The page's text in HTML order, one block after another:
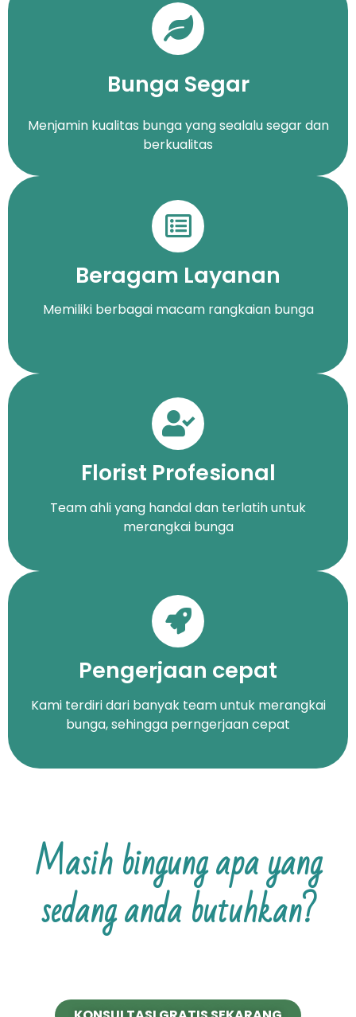
Bunga Segar
Menjamin kualitas bunga yang sealalu segar dan
berkualitas
Beragam Layanan
Memiliki berbagai macam rangkaian bunga
Florist Profesional
Team ahli yang handal dan terlatih untuk
merangkai bunga
Pengerjaan cepat
Kami terdiri dari banyak team untuk merangkai
bunga, sehingga perngerjaan cepat
Masih bingung apa yang
sedang anda butuhkan?